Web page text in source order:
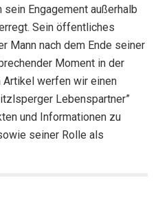
Engagement außerhalb
Sein öffentliches
Mann nach dem Ende seiner
Moment in der
werfen wir einen
Lebenspartner”
und Informationen zu
seiner Rolle als